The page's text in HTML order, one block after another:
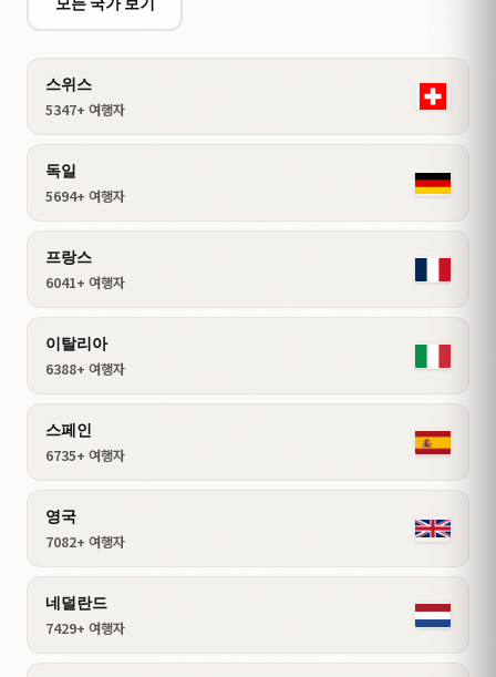
스위스
5347+ 여행자
독일
5694+ 여행자
프랑스
6041+ 여행자
이탈리아
6388+ 여행자
스페인
6735+ 여행자
영국
7082+ 여행자
네덜란드
7429+ 여행자